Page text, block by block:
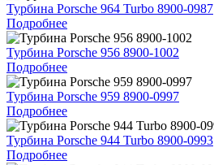
Турбина Porsche 964 Turbo 8900-0987
Подробнее
Турбина Porsche 956 8900-1002
Подробнее
Турбина Porsche 959 8900-0997
Подробнее
Турбина Porsche 944 Turbo 8900-0993
Подробнее